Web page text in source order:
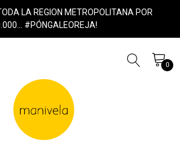
LA REGION METROPOLITANA POR
#PÓNGALEOREJA!
0